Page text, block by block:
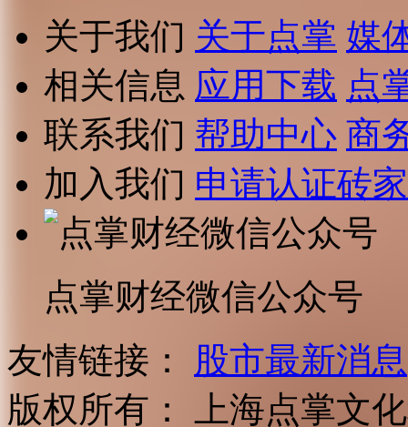
关于我们 关于点掌 媒
相关信息 应用下载 点
联系我们 帮助中心 商
加入我们 申请认证砖家
点掌财经微信公众号
友情链接：
股市最新消息
版权所有：
上海点掌文